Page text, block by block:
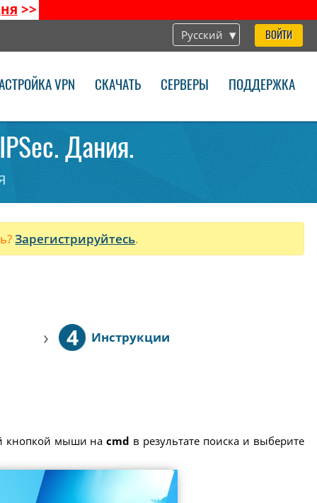
>>
Русский ВОЙТИ
VPN СКАЧАТЬ СЕРВЕРЫ ПОДДЕРЖКА
Дания.
Зарегистрируйтесь.
› 4 Инструкции
кнопкой мыши наcmd в результате поиска и выберите